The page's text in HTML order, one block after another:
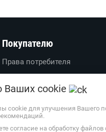
Покупателю
Права потребителя
Вопросы-ответы
Пользовательское
Политика обработки
персональных данных
Ваших cookie
cookie для улучшения Вашего
согласие на обработку файлов